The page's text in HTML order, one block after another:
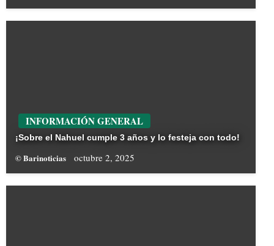
INFORMACIÓN GENERAL
¡Sobre el Nahuel cumple 3 años y lo festeja con todo!
© Barinoticias octubre 2, 2025